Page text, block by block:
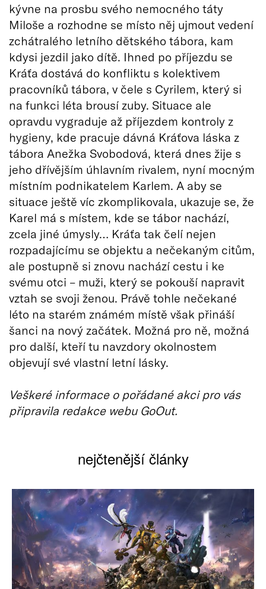
kývne na prosbu svého nemocného táty
Miloše a rozhodne se místo něj ujmout vedení
zchátralého letního dětského tábora, kam
kdysi jezdil jako dítě. Ihned po příjezdu se
Kráťa dostává do konfliktu s kolektivem
pracovníků tábora, v čele s Cyrilem, který si
na funkci léta brousí zuby. Situace ale
opravdu vygraduje až příjezdem kontroly z
hygieny, kde pracuje dávná Kráťova láska z
tábora Anežka Svobodová, která dnes žije s
jeho dřívějším úhlavním rivalem, nyní mocným
místním podnikatelem Karlem. A aby se
situace ještě víc zkomplikovala, ukazuje se, že
Karel má s místem, kde se tábor nachází,
zcela jiné úmysly… Kráťa tak čelí nejen
rozpadajícímu se objektu a nečekaným citům,
ale postupně si znovu nachází cestu i ke
svému otci – muži, který se pokouší napravit
vztah se svoji ženou. Právě tohle nečekané
léto na starém známém místě však přináší
šanci na nový začátek. Možná pro ně, možná
pro další, kteří tu navzdory okolnostem
objevují své vlastní letní lásky.
Veškeré informace o pořádané akci pro vás
připravila redakce webu GoOut.
nejčtenější články